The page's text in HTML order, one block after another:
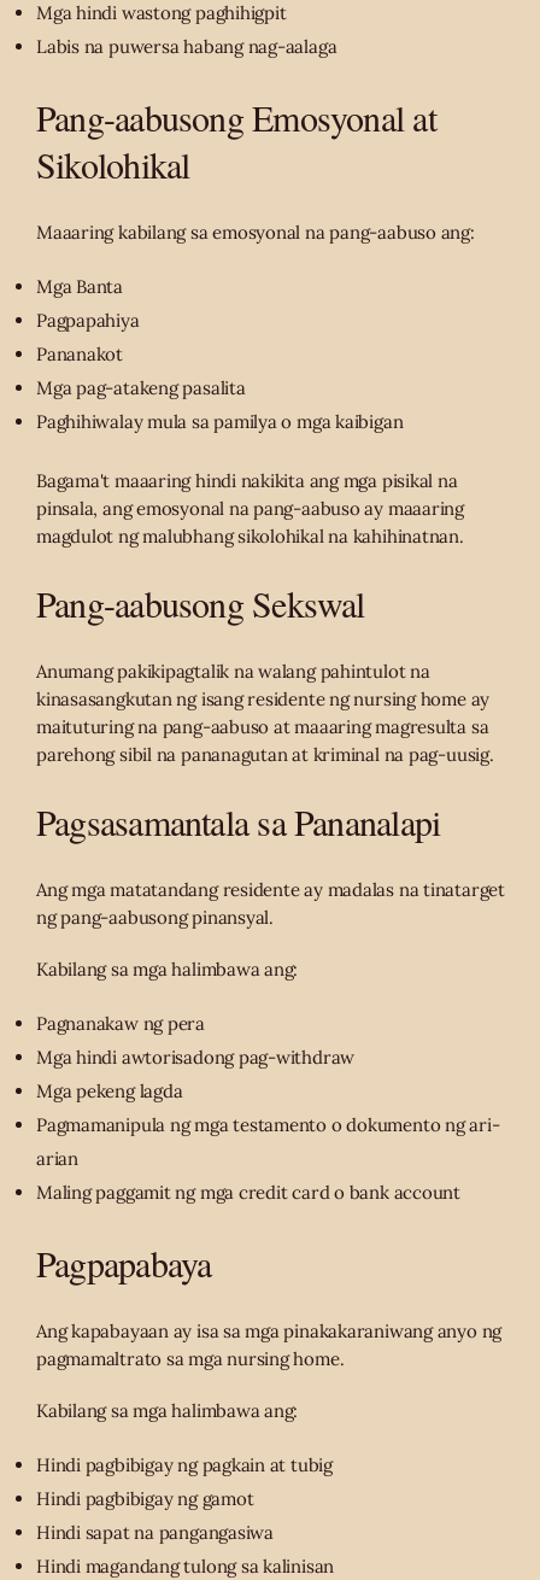
Mga hindi wastong paghihigpit
Labis na puwersa habang nag-aalaga
Pang-aabusong Emosyonal at
Sikolohikal
Maaaring kabilang sa emosyonal na pang-aabuso ang:
Mga Banta
Pagpapahiya
Pananakot
Mga pag-atakeng pasalita
Paghihiwalay mula sa pamilya o mga kaibigan
Bagama't maaaring hindi nakikita ang mga pisikal na
pinsala, ang emosyonal na pang-aabuso ay maaaring
magdulot ng malubhang sikolohikal na kahihinatnan.
Pang-aabusong Sekswal
Anumang pakikipagtalik na walang pahintulot na
kinasasangkutan ng isang residente ng nursing home ay
maituturing na pang-aabuso at maaaring magresulta sa
parehong sibil na pananagutan at kriminal na pag-uusig.
Pagsasamantala sa Pananalapi
Ang mga matatandang residente ay madalas na tinatarget
ng pang-aabusong pinansyal.
Kabilang sa mga halimbawa ang:
Pagnanakaw ng pera
Mga hindi awtorisadong pag-withdraw
Mga pekeng lagda
Pagmamanipula ng mga testamento o dokumento ng ari-
arian
Maling paggamit ng mga credit card o bank account
Pagpapabaya
Ang kapabayaan ay isa sa mga pinakakaraniwang anyo ng
pagmamaltrato sa mga nursing home.
Kabilang sa mga halimbawa ang:
Hindi pagbibigay ng pagkain at tubig
Hindi pagbibigay ng gamot
Hindi sapat na pangangasiwa
Hindi magandang tulong sa kalinisan